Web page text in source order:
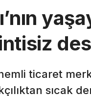
ticaret
sıcak